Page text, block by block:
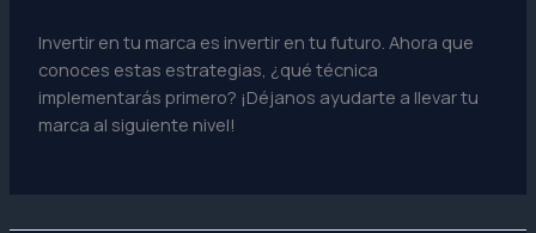
Invertir en tu marca es invertir en tu futuro. Ahora que
conoces estas estrategias, ¿qué técnica
implementarás primero? ¡Déjanos ayudarte a llevar tu
marca al siguiente nivel!